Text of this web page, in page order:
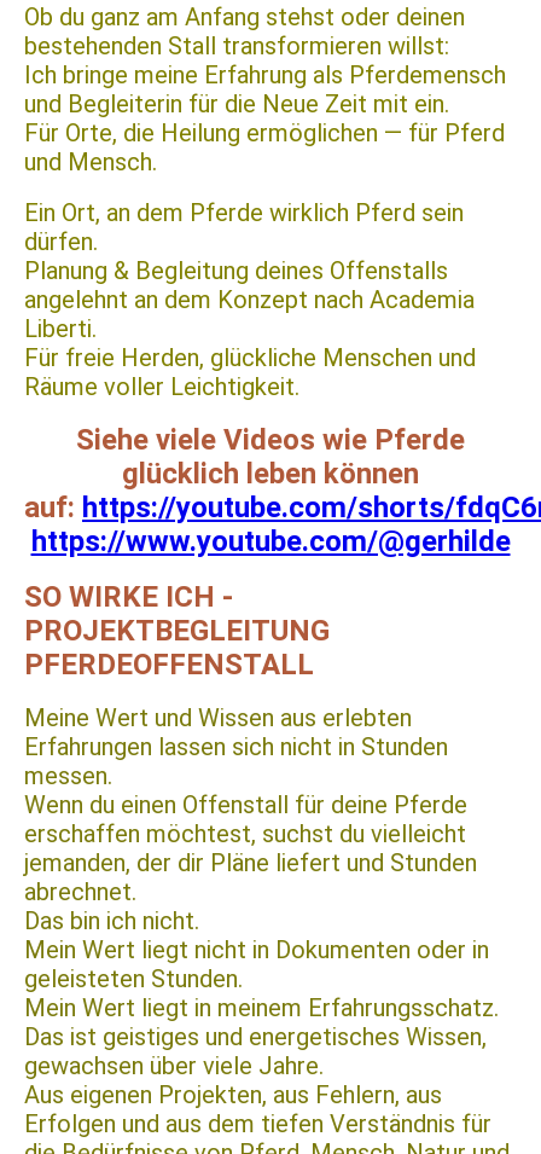
Ob du ganz am Anfang stehst oder deinen
bestehenden Stall transformieren willst:
Ich bringe meine Erfahrung als Pferdemensch
und Begleiterin für die Neue Zeit mit ein.
Für Orte, die Heilung ermöglichen — für Pferd
und Mensch.
Ein Ort, an dem Pferde wirklich Pferd sein
dürfen.
Planung & Begleitung deines Offenstalls
angelehnt an dem Konzept nach Academia
Liberti.
Für freie Herden, glückliche Menschen und
Räume voller Leichtigkeit.
Siehe viele Videos wie Pferde
glücklich leben können
auf: https://youtube.com/shorts/
https://www.youtube.com/@gerhilde
SO WIRKE ICH -
PROJEKTBEGLEITUNG
PFERDEOFFENSTALL
Meine Wert und Wissen aus erlebten
Erfahrungen lassen sich nicht in Stunden
messen.
Wenn du einen Offenstall für deine Pferde
erschaffen möchtest, suchst du vielleicht
jemanden, der dir Pläne liefert und Stunden
abrechnet.
Das bin ich nicht.
Mein Wert liegt nicht in Dokumenten oder in
geleisteten Stunden.
Mein Wert liegt in meinem Erfahrungsschatz.
Das ist geistiges und energetisches Wissen,
gewachsen über viele Jahre.
Aus eigenen Projekten, aus Fehlern, aus
Erfolgen und aus dem tiefen Verständnis für